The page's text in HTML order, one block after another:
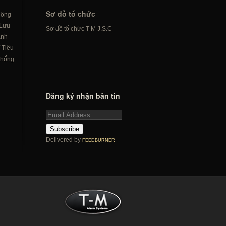
Lưu
Tiêu
Sơ đồ tổ chức
Sơ đồ tổ chức T-M J.S.C
Đăng ký nhận bản tin
Subscribe
Delivered by FEEDBURNER